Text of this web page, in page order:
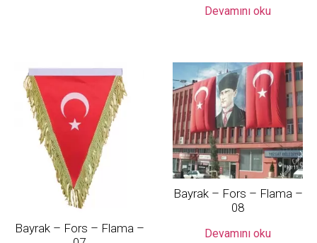
Devamını oku
Bayrak – Fors – Flama –
Bayrak – Fors – Flama –
08
Devamını oku